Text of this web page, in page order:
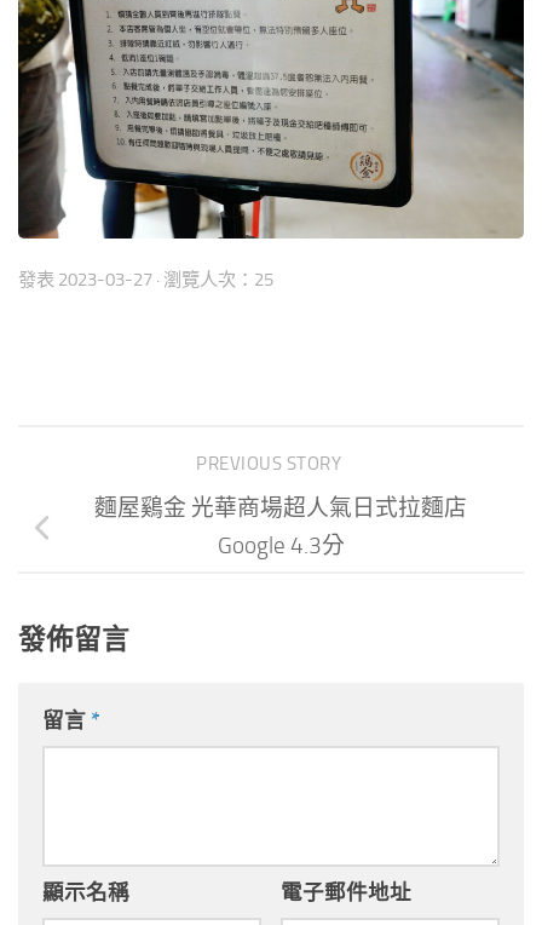
發表 2023-03-27 · 瀏覽人次：25
PREVIOUS STORY
麵屋鷄金 光華商場超人氣日式拉麵店
Google 4.3分
發佈留言
留言 *
顯示名稱 電子郵件地址